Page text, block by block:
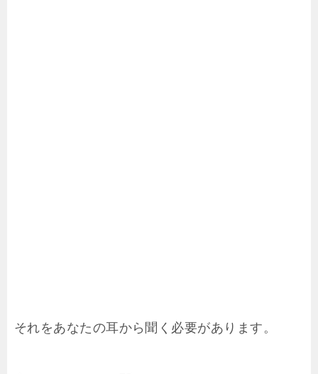
それをあなたの耳から聞く必要があります。